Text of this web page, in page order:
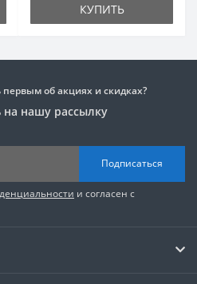
КУПИТЬ
первым об акциях и скидках?
нашу рассылку
Подписаться
и согласен с